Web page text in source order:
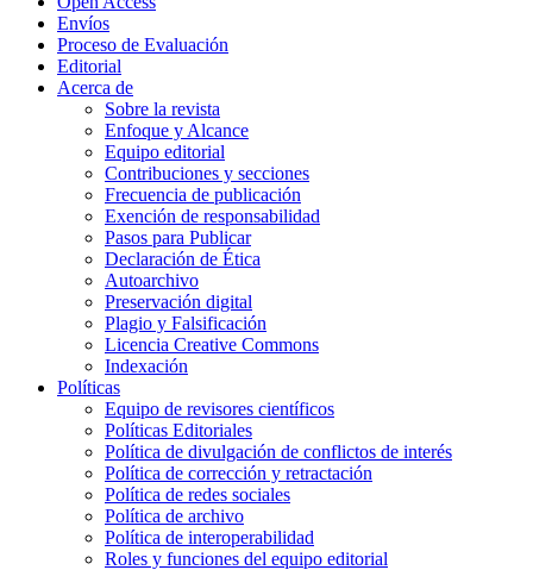
Envíos
Proceso de Evaluación
Editorial
Acerca de
Sobre la revista
Enfoque y Alcance
Equipo editorial
Contribuciones y secciones
Frecuencia de publicación
Exención de responsabilidad
Pasos para Publicar
Declaración de Ética
Autoarchivo
Preservación digital
Plagio y Falsificación
Licencia Creative Commons
Indexación
Políticas
Equipo de revisores científicos
Políticas Editoriales
Política de divulgación de conflictos de interés
Política de corrección y retractación
Política de redes sociales
Política de archivo
Política de interoperabilidad
Roles y funciones del equipo editorial